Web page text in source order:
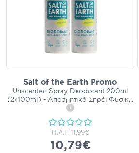
Salt of the Earth Promo
Unscented Spray Deodorant 200ml
(2x100ml) - Αποσμητικό Σπρέι Φυσικ...
i
Π.Λ.Τ. 11,99€
10,79€